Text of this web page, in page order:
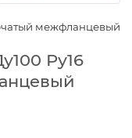
межфланцевый
Ру16